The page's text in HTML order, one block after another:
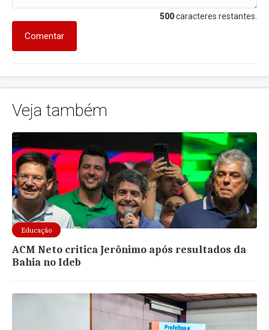
500caracteres restantes.
Comentar
Veja também
Educação
ACM Neto critica Jerônimo após resultados da
Bahia no Ideb